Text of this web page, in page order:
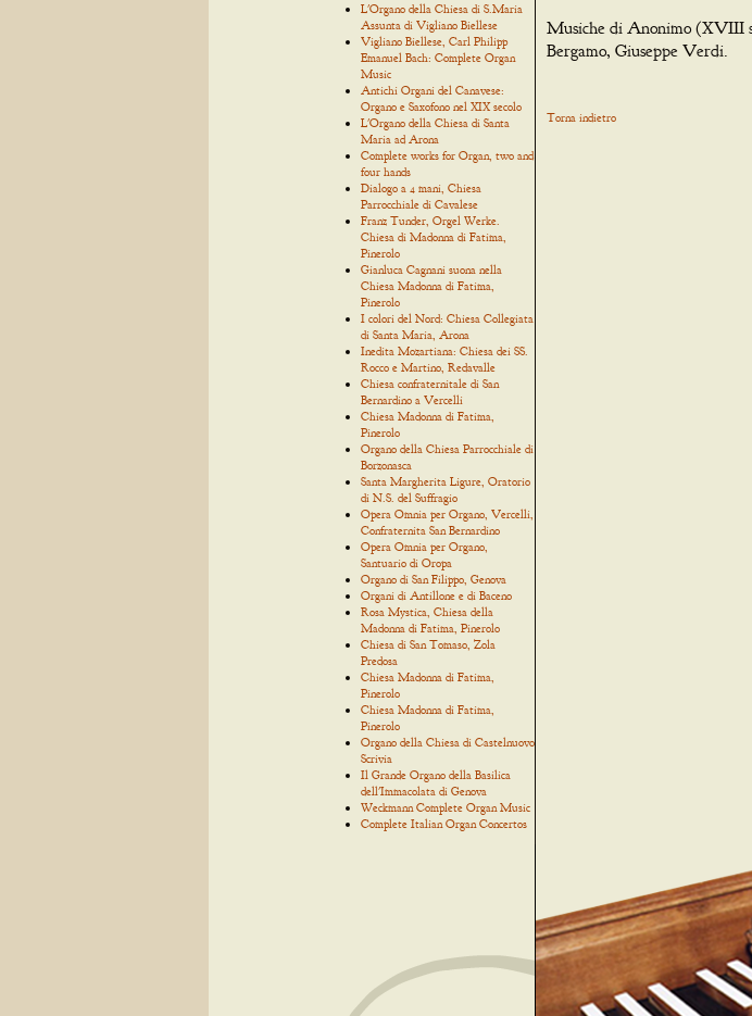
L'Organo della Chiesa di S.Maria
Assunta di Vigliano Biellese
Vigliano Biellese, Carl Philipp
Emanuel Bach: Complete Organ
Music
Antichi Organi del Canavese:
Organo e Saxofono nel XIX secolo
L'Organo della Chiesa di Santa
Maria ad Arona
Complete works for Organ, two and
four hands
Dialogo a 4 mani, Chiesa
Parrocchiale di Cavalese
Franz Tunder, Orgel Werke.
Chiesa di Madonna di Fatima,
Pinerolo
Gianluca Cagnani suona nella
Chiesa Madonna di Fatima,
Pinerolo
I colori del Nord: Chiesa Collegiata
di Santa Maria, Arona
Inedita Mozartiana: Chiesa dei SS.
Rocco e Martino, Redavalle
Chiesa confraternitale di San
Bernardino a Vercelli
Chiesa Madonna di Fatima,
Pinerolo
Organo della Chiesa Parrocchiale di
Borzonasca
Santa Margherita Ligure, Oratorio
di N.S. del Suffragio
Opera Omnia per Organo, Vercelli,
Confraternita San Bernardino
Opera Omnia per Organo,
Santuario di Oropa
Organo di San Filippo, Genova
Organi di Antillone e di Baceno
Rosa Mystica, Chiesa della
Madonna di Fatima, Pinerolo
Chiesa di San Tomaso, Zola
Predosa
Chiesa Madonna di Fatima,
Pinerolo
Chiesa Madonna di Fatima,
Pinerolo
Organo della Chiesa di Castelnuovo
Scrivia
Il Grande Organo della Basilica
dell'Immacolata di Genova
Weckmann Complete Organ Music
Complete Italian Organ Concertos
Musiche di Anonimo (XVIII
Bergamo, Giuseppe Verdi.
Torna indietro